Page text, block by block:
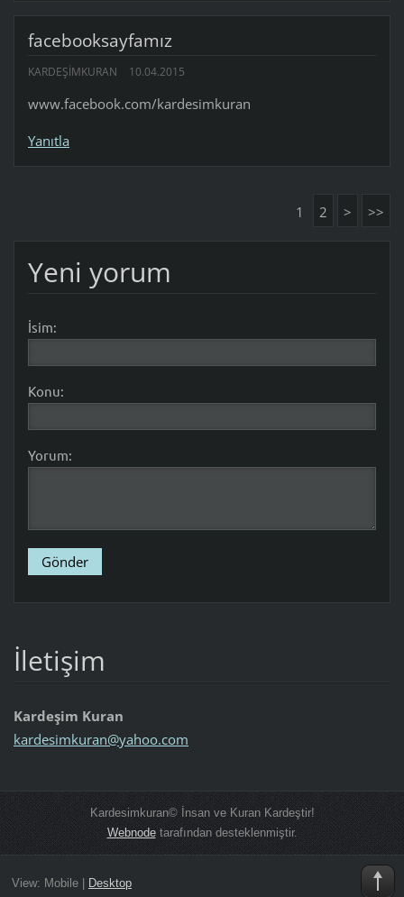
facebooksayfamız
KARDEŞIMKURAN 10.04.2015
www.facebook.com/kardesimkuran
Yanıtla
1 2 > >>
Yeni yorum
İsim:
Konu:
Yorum:
İletişim
Kardeşim Kuran
kardesimkuran@yahoo.com
Kardesimkuran© İnsan ve Kuran Kardeştir!
Webnodetarafından desteklenmiştir.
View: Mobile| Desktop